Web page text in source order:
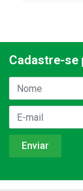
Cadastre-se